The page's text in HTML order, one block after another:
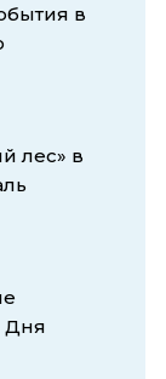
в
лес» в
Дня